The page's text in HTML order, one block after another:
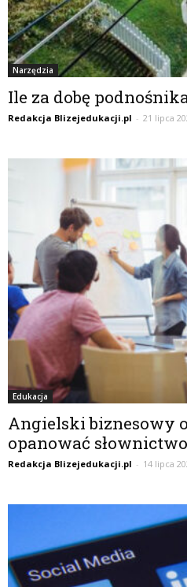
Narzędzia
Ile za dobę
Redakcja Blizejedukacji.pl - 21 lipca
Edukacja
Angielski biznesowy
opanować
Redakcja Blizejedukacji.pl - 14 lipca